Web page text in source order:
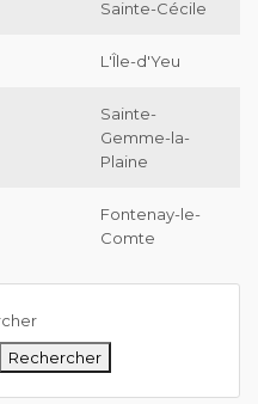
Sainte-Cécile
L'Île-d'Yeu
Sainte-
Gemme-la-
Plaine
Fontenay-le-
Comte
Rechercher